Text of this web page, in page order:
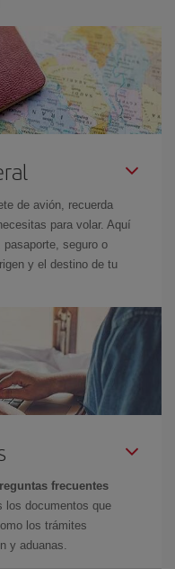
de avión, recuerda
para volar. Aquí
seguro o
y el destino de tu
frecuentes
los documentos que
los trámites
y aduanas.